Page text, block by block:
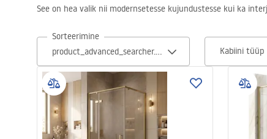
Lineaarne duši äravool
Tualettruumid
Vajub ära
Vannid ja ekraanid
See on hea valik nii modernsetesse kujundustesse kui ka
Sorteerimine
Kabiini tüüp